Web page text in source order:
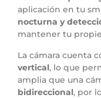
aplicación en tu
nocturna y
mantener tu
La cámara cuenta
vertical, lo que
amplia que una
bidireccional, por